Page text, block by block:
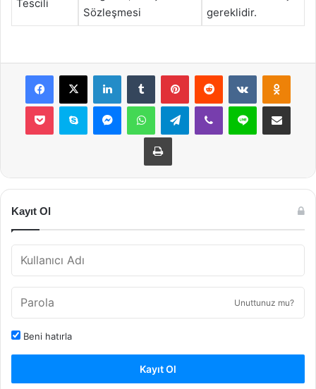
Tescili
Sözleşmesi
gereklidir.
Facebook
X LinkedInTumblr PinterestReddit VKontakte
Pocket Skype MessengerWhatsAppTelegramViber Line E-Posta ile
Yazdır
Kayıt Ol
Unuttunuz mu?
Beni hatırla
Kayıt Ol